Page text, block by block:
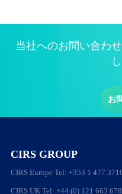
当社へのお問い合わ
お
CIRS GROUP
CIRS Europe Tel: +353 1 477
CIRS UK Tel: +44 (0) 121 663